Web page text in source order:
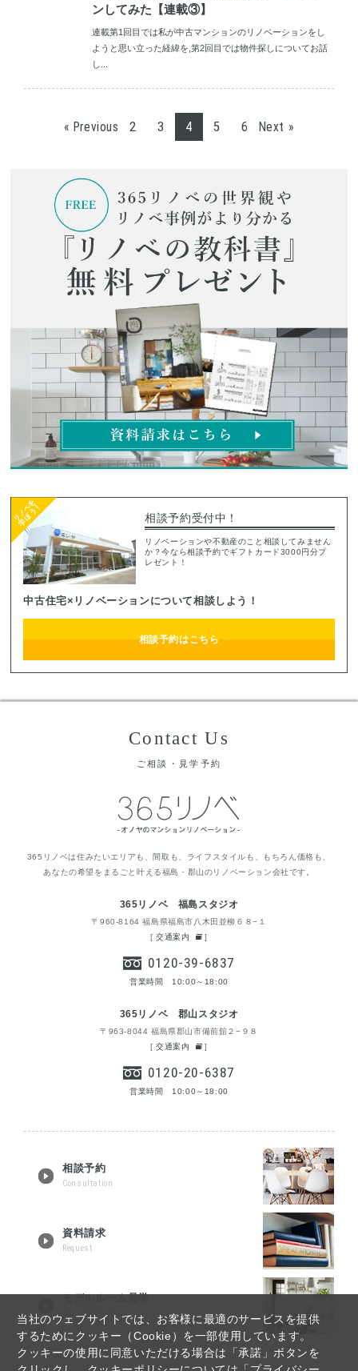
当社のウェブサイトでは、お客様に最適のサービスを提供
するためにクッキー（Cookie）を一部使用しています。
クッキーの使用に同意いただける場合は「承諾」ボタンを
ンしてみた【連載③】
連載第1回目では私が中古マンションのリノベーションをし
ようと思い立った経緯を,第2回目では物件探しについてお話
し...
« Previous 2 3 4 5 6 Next »
相談予約受付中！
リノベーションや不動産のこと相談してみません
か？今なら相談予約でギフトカード3000円分プ
レゼント！
中古住宅×リノベーションについて相談しよう！
相談予約はこちら
Contact Us
ご相談・見学予約
365リノベは住みたいエリアも、間取も、ライフスタイルも、もちろん価格も、
あなたの希望をまるごと叶える福島・郡山のリノベーション会社です。
365リノベ 福島スタジオ
〒960-8164 福島県福島市八木田並柳６８−１
[交通案内 ]
0120-39-6837
営業時間 10:00～18:00
365リノベ 郡山スタジオ
〒963-8044 福島県郡山市備前舘２−９８
[交通案内 ]
0120-20-6387
営業時間 10:00～18:00
相談予約
Consultation
資料請求
Request
モデルルーム見学
Tour reservation